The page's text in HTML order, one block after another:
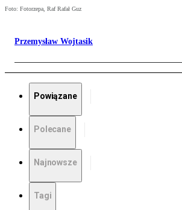
Foto: Fotorzepa, Raf Rafał Guz
Przemysław Wojtasik
Powiązane
Polecane
Najnowsze
Tagi